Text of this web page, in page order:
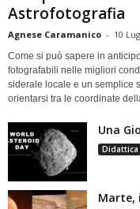
Astrofotografia
Agnese Caramanico - 10
Come si può sapere in
fotografabili nelle migliori
siderale locale e un semplice
orientarsi tra le coordinate
Una
Marte,